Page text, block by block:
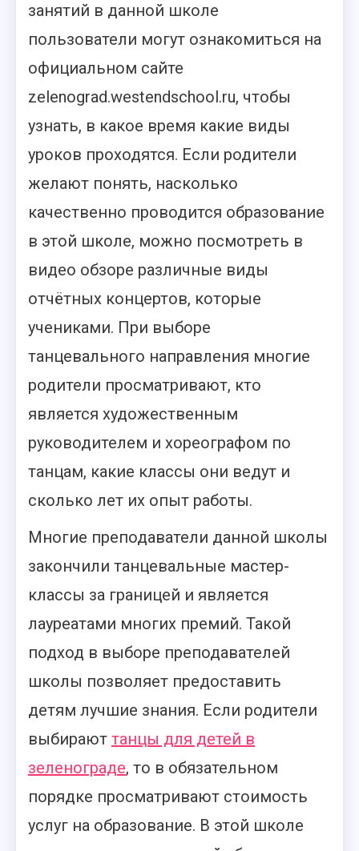
занятий в данной школе
пользователи могут ознакомиться на
официальном сайте
zelenograd.westendschool.ru, чтобы
узнать, в какое время какие виды
уроков проходятся. Если родители
желают понять, насколько
качественно проводится образование
в этой школе, можно посмотреть в
видео обзоре различные виды
отчётных концертов, которые
учениками. При выборе
танцевального направления многие
родители просматривают, кто
является художественным
руководителем и хореографом по
танцам, какие классы они ведут и
сколько лет их опыт работы.
Многие преподаватели данной школы
закончили танцевальные мастер-
классы за границей и является
лауреатами многих премий. Такой
подход в выборе преподавателей
школы позволяет предоставить
детям лучшие знания. Если родители
выбирают танцы для детей в
зеленограде, то в обязательном
порядке просматривают стоимость
услуг на образование. В этой школе